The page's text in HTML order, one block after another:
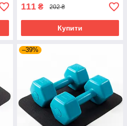
111 ₴ 202 ₴
Купити
–39%